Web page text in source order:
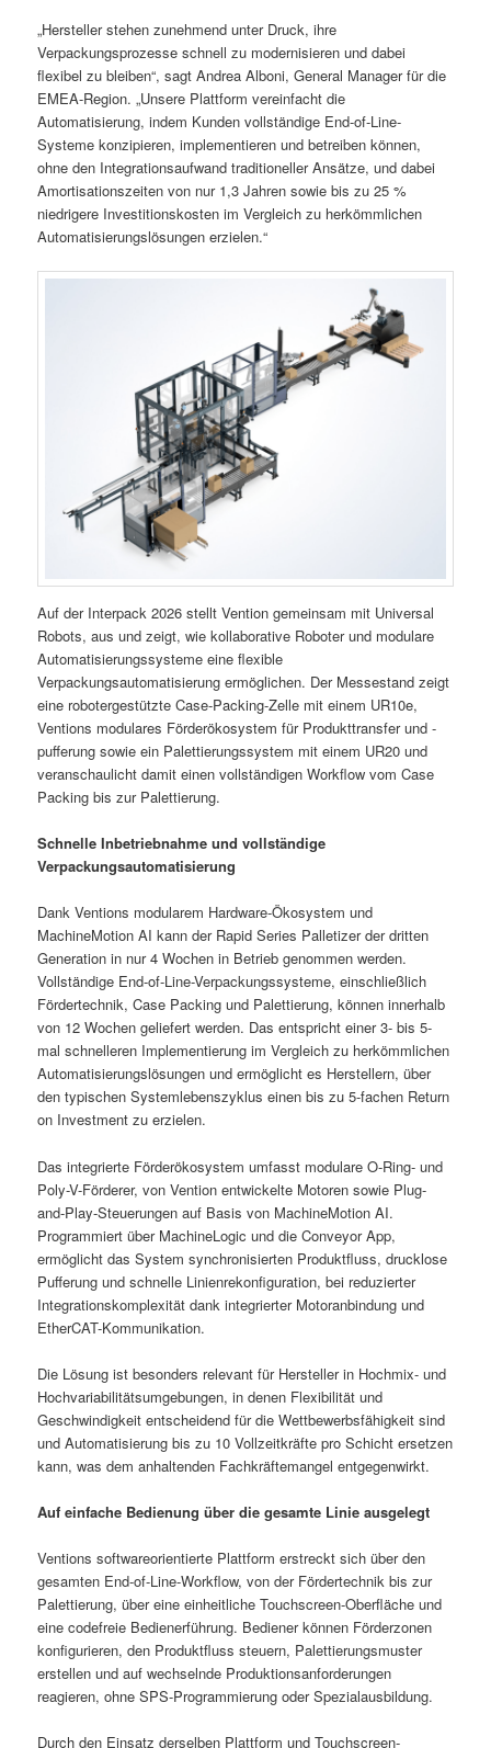
„Hersteller stehen zunehmend unter Druck, ihre
Verpackungsprozesse schnell zu modernisieren und dabei
flexibel zu bleiben“, sagt Andrea Alboni, General Manager für die
EMEA-Region. „Unsere Plattform vereinfacht die
Automatisierung, indem Kunden vollständige End-of-Line-
Systeme konzipieren, implementieren und betreiben können,
ohne den Integrationsaufwand traditioneller Ansätze, und dabei
Amortisationszeiten von nur 1,3 Jahren sowie bis zu 25 %
niedrigere Investitionskosten im Vergleich zu herkömmlichen
Automatisierungslösungen erzielen.“
Auf der Interpack 2026 stellt Vention gemeinsam mit Universal
Robots, aus und zeigt, wie kollaborative Roboter und modulare
Automatisierungssysteme eine flexible
Verpackungsautomatisierung ermöglichen. Der Messestand zeigt
eine robotergestützte Case-Packing-Zelle mit einem UR10e,
Ventions modulares Förderökosystem für Produkttransfer und -
pufferung sowie ein Palettierungssystem mit einem UR20 und
veranschaulicht damit einen vollständigen Workflow vom Case
Packing bis zur Palettierung.
Schnelle Inbetriebnahme und vollständige
Verpackungsautomatisierung
Dank Ventions modularem Hardware-Ökosystem und
MachineMotion AI kann der Rapid Series Palletizer der dritten
Generation in nur 4 Wochen in Betrieb genommen werden.
Vollständige End-of-Line-Verpackungssysteme, einschließlich
Fördertechnik, Case Packing und Palettierung, können innerhalb
von 12 Wochen geliefert werden. Das entspricht einer 3- bis 5-
mal schnelleren Implementierung im Vergleich zu herkömmlichen
Automatisierungslösungen und ermöglicht es Herstellern, über
den typischen Systemlebenszyklus einen bis zu 5-fachen Return
on Investment zu erzielen.
Das integrierte Förderökosystem umfasst modulare O-Ring- und
Poly-V-Förderer, von Vention entwickelte Motoren sowie Plug-
and-Play-Steuerungen auf Basis von MachineMotion AI.
Programmiert über MachineLogic und die Conveyor App,
ermöglicht das System synchronisierten Produktfluss, drucklose
Pufferung und schnelle Linienrekonfiguration, bei reduzierter
Integrationskomplexität dank integrierter Motoranbindung und
EtherCAT-Kommunikation.
Die Lösung ist besonders relevant für Hersteller in Hochmix- und
Hochvariabilitätsumgebungen, in denen Flexibilität und
Geschwindigkeit entscheidend für die Wettbewerbsfähigkeit sind
und Automatisierung bis zu 10 Vollzeitkräfte pro Schicht ersetzen
kann, was dem anhaltenden Fachkräftemangel entgegenwirkt.
Auf einfache Bedienung über die gesamte Linie ausgelegt
Ventions softwareorientierte Plattform erstreckt sich über den
gesamten End-of-Line-Workflow, von der Fördertechnik bis zur
Palettierung, über eine einheitliche Touchscreen-Oberfläche und
eine codefreie Bedienerführung. Bediener können Förderzonen
konfigurieren, den Produktfluss steuern, Palettierungsmuster
erstellen und auf wechselnde Produktionsanforderungen
reagieren, ohne SPS-Programmierung oder Spezialausbildung.
Durch den Einsatz derselben Plattform und Touchscreen-